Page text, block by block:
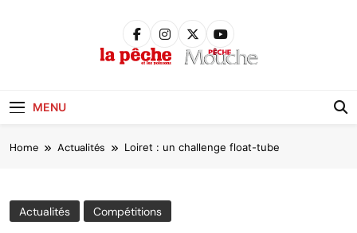
MENU
Home Actualités Loiret : un challenge float-tube
Actualités Compétitions